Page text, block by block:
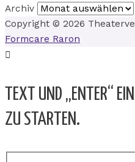
Archiv
Copyright © 2026
Formcare Raron
TEXT UND „ENTER“
ZU STARTEN.